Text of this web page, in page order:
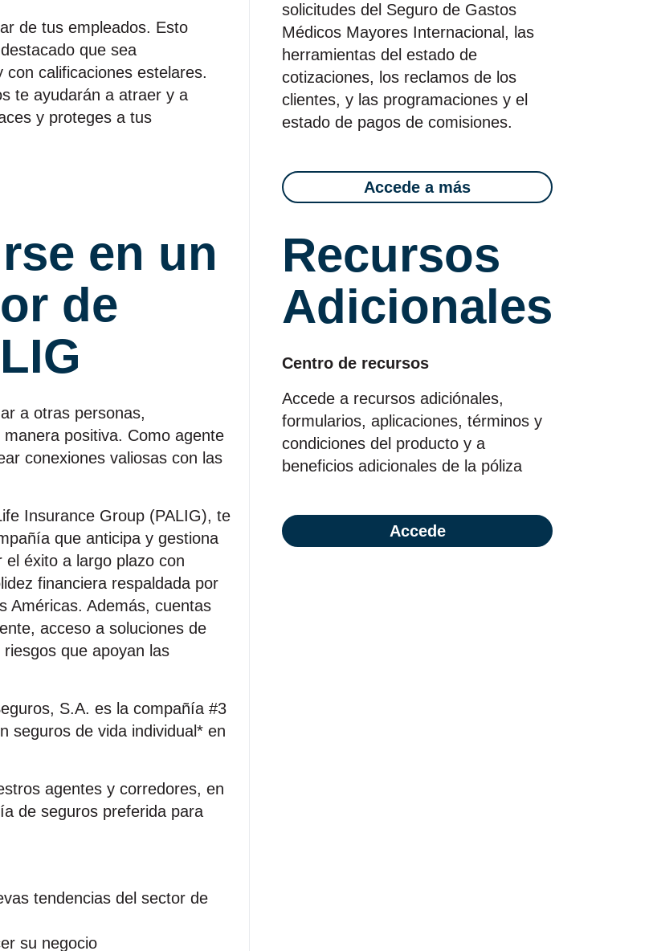
de tus empleados. Esto
que sea
calificaciones estelares.
te ayudarán a atraer y a
y proteges a tus
en un
de
a otras personas,
positiva. Como agente
conexiones valiosas con las
Insurance Group (PALIG), te
que anticipa y gestiona
éxito a largo plazo con
financiera respaldada por
Américas. Además, cuentas
acceso a soluciones de
que apoyan las
S.A. es la compañía #3
seguros de vida individual* en
agentes y corredores, en
de seguros preferida para
tendencias del sector de
su negocio
solicitudes del Seguro de Gastos
Médicos Mayores Internacional, las
herramientas del estado de
cotizaciones, los reclamos de los
clientes, y las programaciones y el
estado de pagos de comisiones.
Accede a más
Recursos
Adicionales
Centro de recursos
Accede a recursos adiciónales,
formularios, aplicaciones, términos y
condiciones del producto y a
beneficios adicionales de la póliza
Accede